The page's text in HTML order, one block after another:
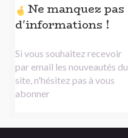
Ne manquez pas
d'informations !
Si vous souhaitez recevoir
par email les nouveautés du
site, n'hésitez pas à vous
abonner